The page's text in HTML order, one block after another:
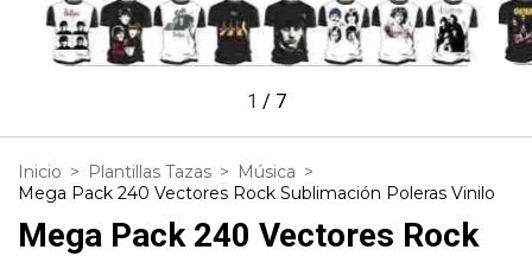
1 / 7
Inicio > Plantillas Tazas > Música >
Mega Pack 240 Vectores Rock Sublimación Poleras Vinilo
Mega Pack 240 Vectores Rock